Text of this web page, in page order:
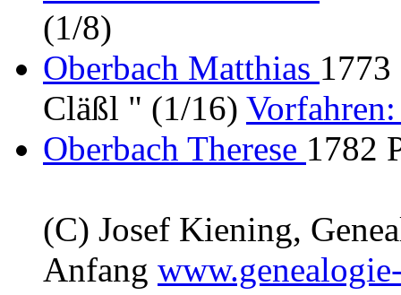
(1/8)
Oberbach Matthias
Cläßl " (1/16)
Oberbach Therese 1782
(C) Josef Kiening,
Anfang